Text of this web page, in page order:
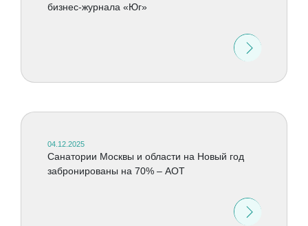
бизнес-журнала «Юг»
04.12.2025
Санатории Москвы и области на Новый год
забронированы на 70% – АОТ